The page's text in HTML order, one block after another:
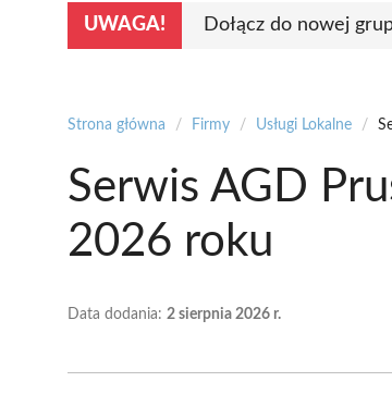
UWAGA! Dołącz do nowej
Strona główna / Firmy / Usługi Lokalne /
Serwis AGD
2026 roku
Data dodania: 2 sierpnia 2026 r.